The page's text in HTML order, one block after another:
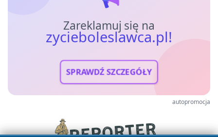
Zareklamuj się na
zycieboleslawca.pl!
SPRAWDŹ SZCZEGÓŁY
autopromocja